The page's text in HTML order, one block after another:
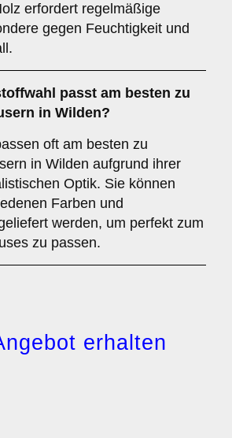
erfordert regelmäßige
gegen Feuchtigkeit und
passt am besten zu
in Wilden?
oft am besten zu
in Wilden aufgrund ihrer
Optik. Sie können
Farben und
werden, um perfekt zum
zu passen.
erhalten